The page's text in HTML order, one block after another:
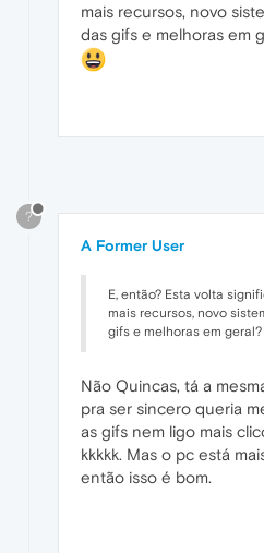
mais recursos, novo
das gifs e melhoras em
?
A Former User
E, então? Esta volta
mais recursos, novo
gifs e melhoras em
Não Quincas, tá a
pra ser sincero queria
as gifs nem ligo mais
kkkkk. Mas o pc está
então isso é bom.